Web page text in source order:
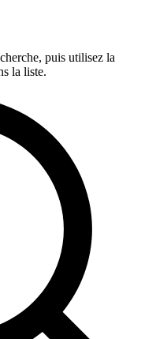
puis utilisez la
la liste.